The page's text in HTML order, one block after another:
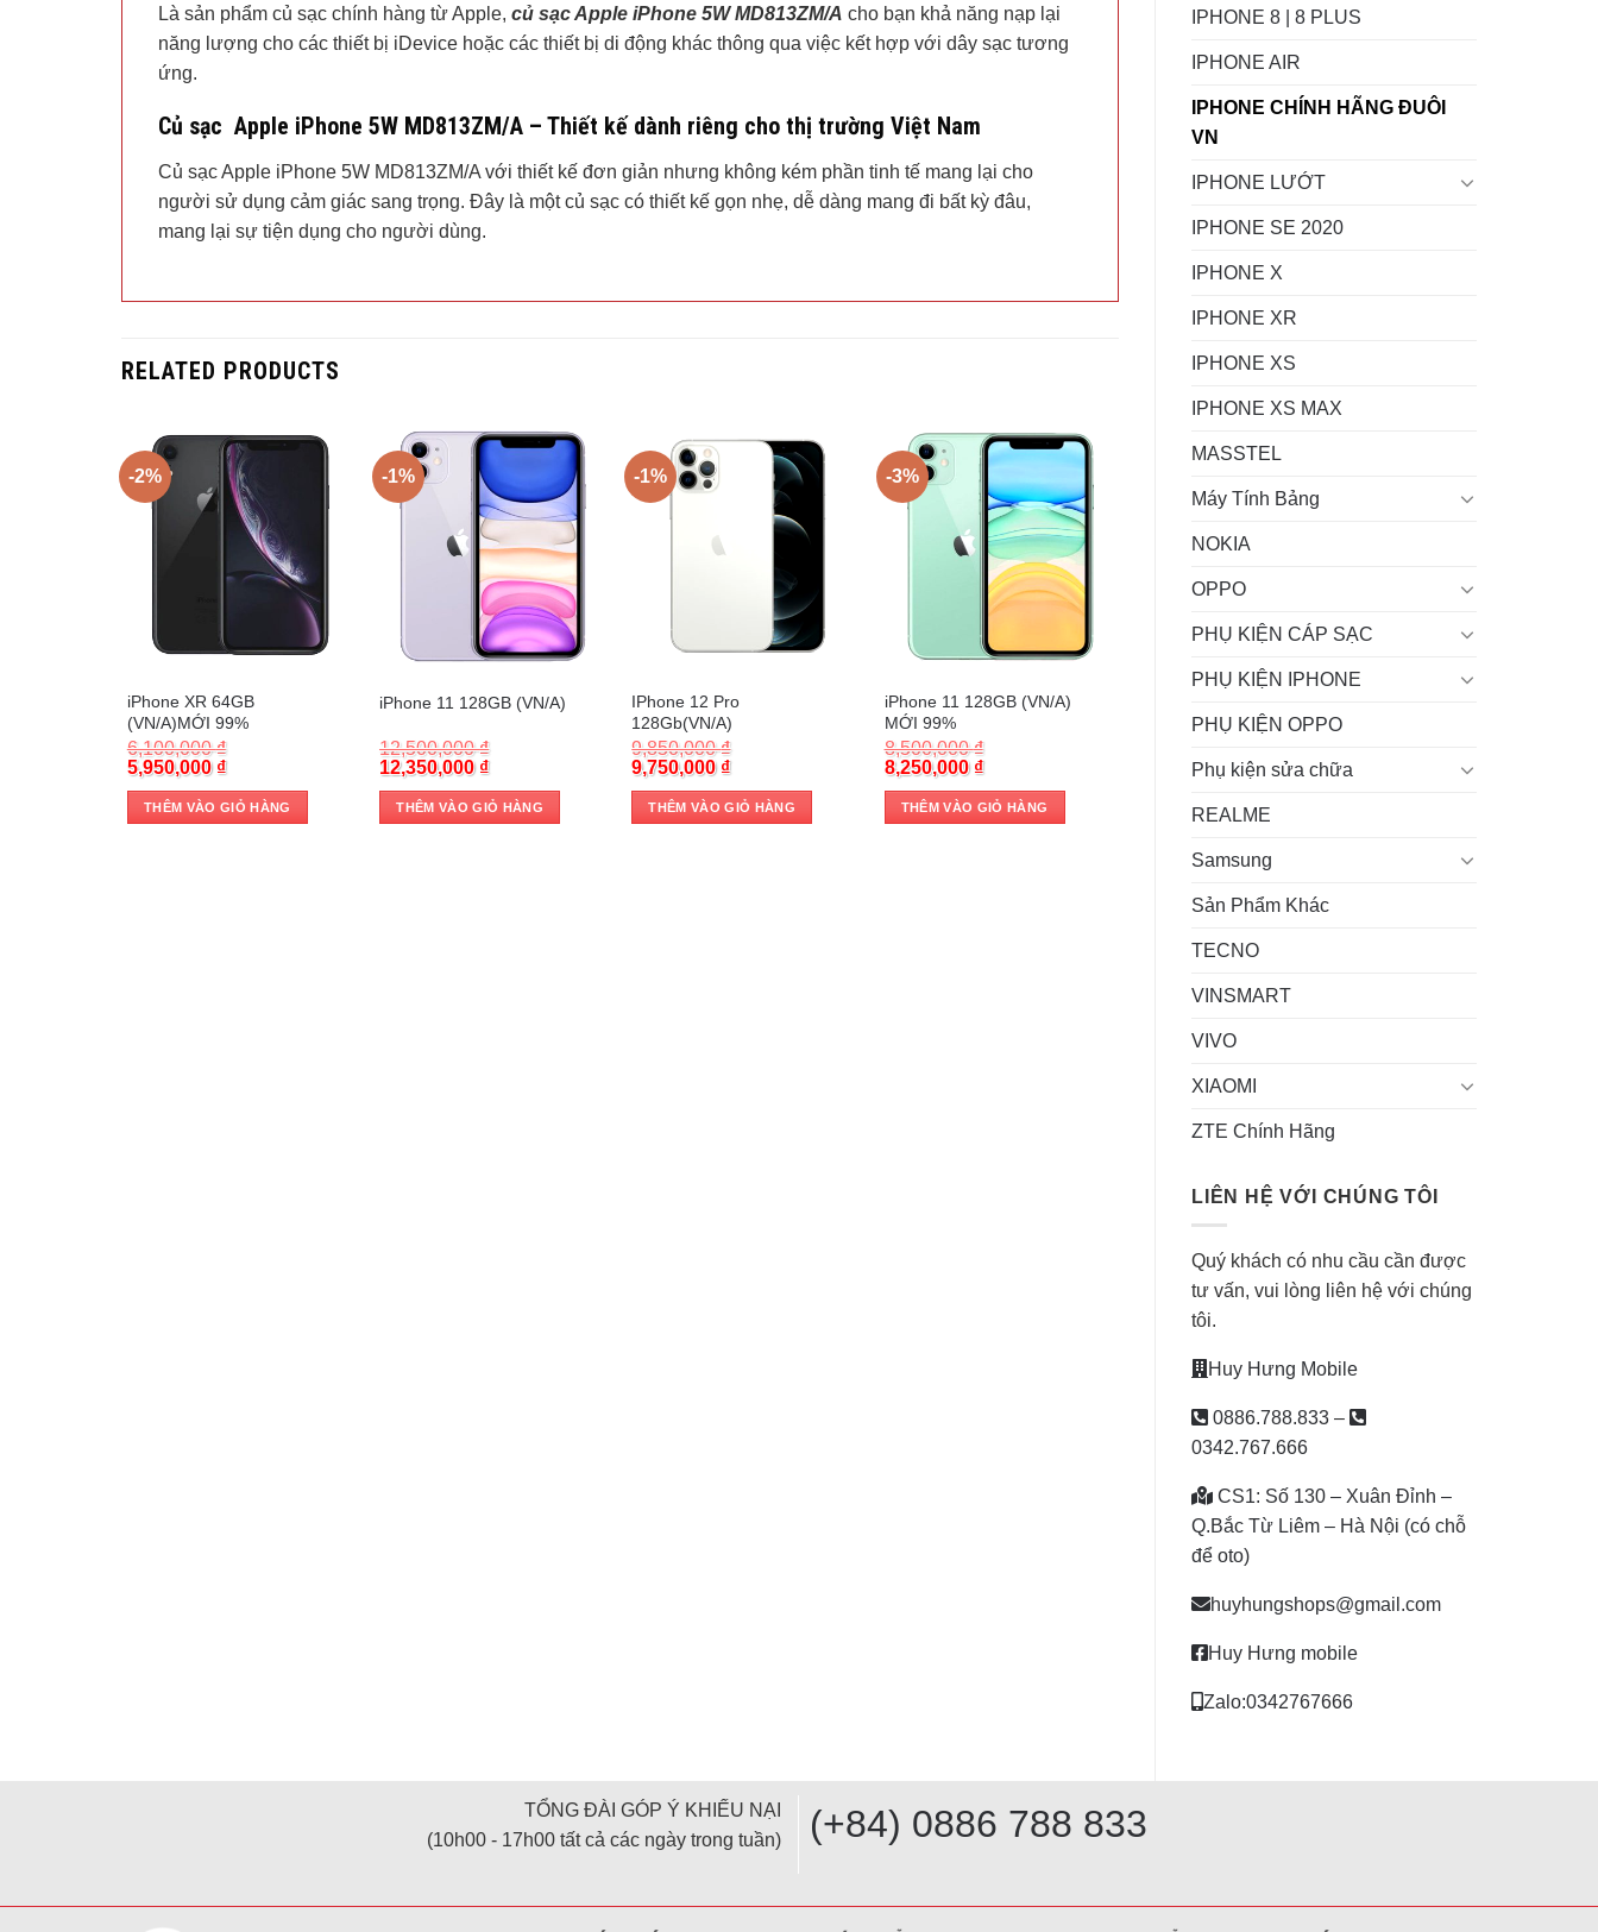
IPHONE 8 | 8 PLUS
IPHONE AIR
IPHONE CHÍNH HÃNG ĐUÔI
VN
IPHONE LƯỚT
IPHONE SE 2020
IPHONE X
IPHONE XR
IPHONE XS
IPHONE XS MAX
MASSTEL
Máy Tính Bảng
NOKIA
OPPO
PHỤ KIỆN CÁP SẠC
PHỤ KIỆN IPHONE
PHỤ KIỆN OPPO
Phụ kiện sửa chữa
REALME
Samsung
Sản Phẩm Khác
TECNO
VINSMART
VIVO
XIAOMI
ZTE Chính Hãng
LIÊN HỆ VỚI CHÚNG TÔI
Quý khách có nhu cầu cần được
tư vấn, vui lòng liên hệ với chúng
tôi.
Huy Hưng Mobile
0886.788.833 –
0342.767.666
CS1: Số 130 – Xuân Đỉnh –
Q.Bắc Từ Liêm – Hà Nội (có chỗ
để oto)
huyhungshops@gmail.com
Huy Hưng mobile
Zalo:0342767666
Là sản phẩm củ sạc chính hàng từ Apple, củ sạc Apple iPhone 5W MD813ZM/A cho bạn khả năng nạp lại
năng lượng cho các thiết bị iDevice hoặc các thiết bị di động khác thông qua việc kết hợp với dây sạc tương
ứng.
Củ sạc Apple iPhone 5W MD813ZM/A – Thiết kế dành riêng cho thị trường Việt Nam
Củ sạc Apple iPhone 5W MD813ZM/A với thiết kế đơn giản nhưng không kém phần tinh tế mang lại cho
người sử dụng cảm giác sang trọng. Đây là một củ sạc có thiết kế gọn nhẹ, dễ dàng mang đi bất kỳ đâu,
mang lại sự tiện dụng cho người dùng.
RELATED PRODUCTS
-2%
iPhone XR 64GB
(VN/A)MỚI 99%
6,100,000₫
Original
price
was:
6,100,000 ₫.
5,950,000 ₫Current
is:
5,950,000 ₫.
THÊM VÀO GIỎ HÀNG
-1%
Trả góp 0%
iPhone 11 128GB (VN/A)
12,500,000₫
Original
price
was:
12,500,000 ₫.
12,350,000 ₫Current
is:
12,350,000 ₫.
THÊM VÀO GIỎ HÀNG
-1%
IPhone 12 Pro
128Gb(VN/A)
9,850,000₫
Original
price
was:
9,850,000 ₫.
9,750,000 ₫Current
is:
9,750,000 ₫.
THÊM VÀO GIỎ HÀNG
-3%
Trả góp 0%
iPhone 11 128GB (VN/A)
MỚI 99%
8,500,000₫
Original
price
was:
8,500,000 ₫.
8,250,000 ₫Current
is:
8,250,000 ₫.
THÊM VÀO GIỎ HÀNG
TỔNG ĐÀI GÓP Ý KHIẾU NẠI
(10h00 - 17h00 tất cả các ngày trong tuần)
(+84) 0886 788 833